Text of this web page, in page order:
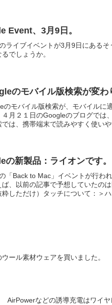
Event、3月9日。
ライブイベントが3月9日にある
でしょうか。
のモバイル版検索が変わ
のモバイル版検索が、モバイルに
４月２１日のGoogleのブログでは
では、携帯端末で読みやすく使い
の新製品：ライオンです。
「Back to Mac」イベントが行わ
ば、以前の記事で予想していたの
粋しただけ）タッチについて：＞ハ
ール素材ウェアを買いました。
AirPowerなどの誘導充電はワイヤ